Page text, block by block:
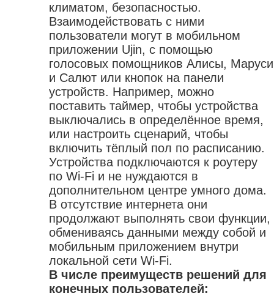
климатом, безопасностью.
Взаимодействовать с ними
пользователи могут в мобильном
приложении Ujin, с помощью
голосовых помощников Алисы, Маруси
и Салют или кнопок на панели
устройств. Например, можно
поставить таймер, чтобы устройства
выключались в определённое время,
или настроить сценарий, чтобы
включить тёплый пол по расписанию.
Устройства подключаются к роутеру
по Wi-Fi и не нуждаются в
дополнительном центре умного дома.
В отсутствие интернета они
продолжают выполнять свои функции,
обмениваясь данными между собой и
мобильным приложением внутри
локальной сети Wi-Fi.
В числе преимуществ решений для
конечных пользователей: